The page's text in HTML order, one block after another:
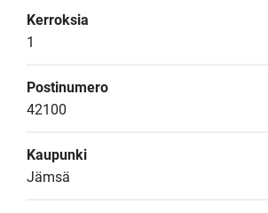
Kerroksia
1
Postinumero
42100
Kaupunki
Jämsä